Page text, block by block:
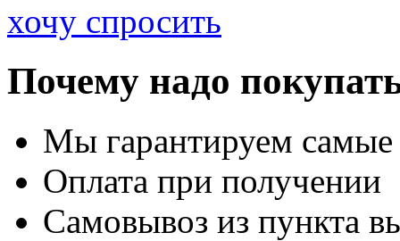
хочу спросить
Почему надо
Мы гарантируем
Оплата при получении
Самовывоз из пункта